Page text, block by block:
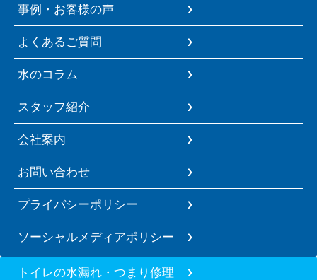
事例・お客様の声
よくあるご質問
水のコラム
スタッフ紹介
会社案内
お問い合わせ
プライバシーポリシー
ソーシャルメディアポリシー
トイレの水漏れ・つまり修理